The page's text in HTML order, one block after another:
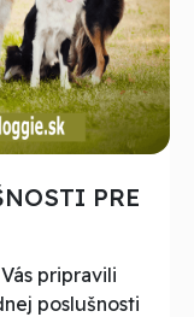
PRE
pripravili
poslušnosti